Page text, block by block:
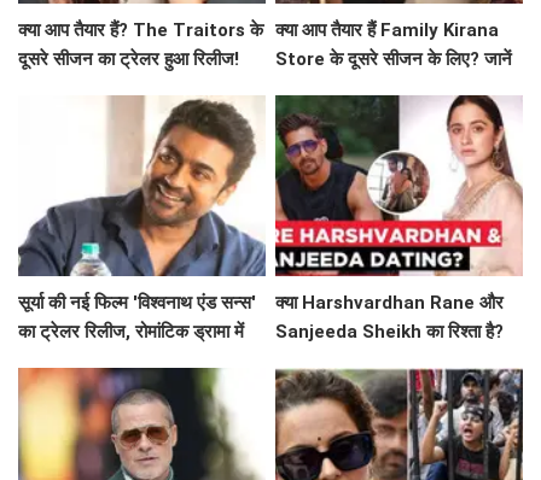
क्या आप तैयार हैं? The Traitors के
दूसरे सीजन का ट्रेलर हुआ रिलीज!
क्या आप तैयार हैं Family Kirana
Store के दूसरे सीजन के लिए? जानें
सूर्या की नई फिल्म 'विश्वनाथ एंड सन्स'
का ट्रेलर रिलीज, रोमांटिक ड्रामा में
क्या Harshvardhan Rane और
Sanjeeda Sheikh का रिश्ता है?